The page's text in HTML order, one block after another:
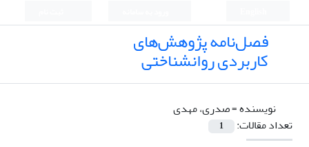
فصل‌نامه پژوهش‌های
کاربردی روانشناختی
نویسنده =صدری، مهدی
تعداد مقالات:
1